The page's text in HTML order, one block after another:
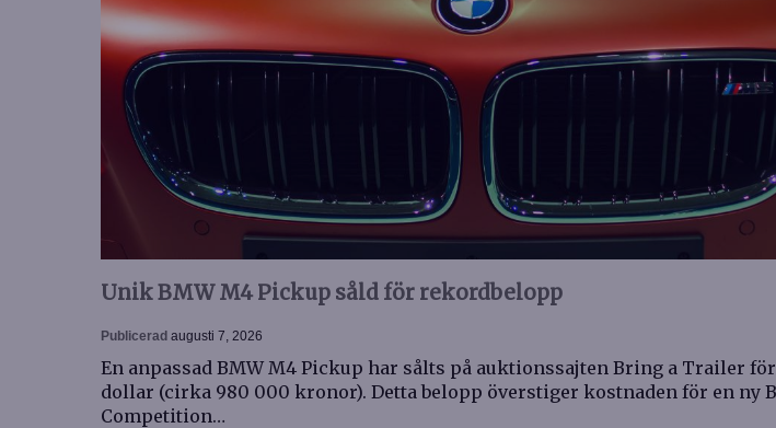
Unik BMW M4 Pickup såld för rekordbelopp
Publicerad augusti 7, 2026
En anpassad BMW M4 Pickup har sålts på auktionssajten Bring a Trailer
dollar (cirka 980 000 kronor). Detta belopp överstiger kostnaden för en ny
Competition…